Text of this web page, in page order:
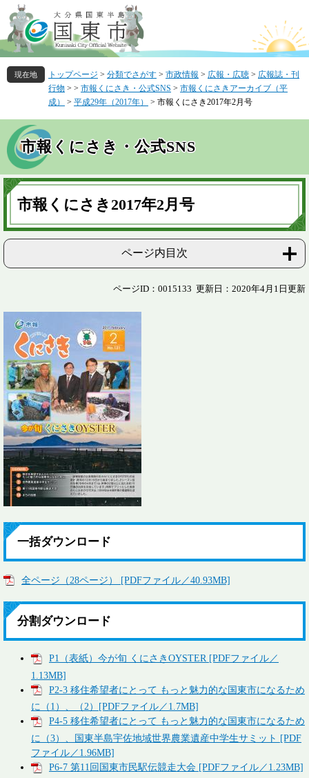
ー
ジ
の
先
頭
ニ
ュ
ー
を
飛
本
文
トップページ > 分類でさがす > 市政情報 > 広報・広聴 > 広報誌・刊
行物 > > 市報くにさき・公式SNS > 市報くにさきアーカイブ（平
成）
> 平成29年（2017年） > 市報くにさき2017年2月号
市報くにさき・公式SNS
本
文
市報くにさき2017年2月号
ページ内目次
ページID：0015133 更新日：2020年4月1日更新
一括ダウンロード
全ページ（28ページ） [PDFファイル／40.93MB]
分割ダウンロード
P1（表紙）今が旬 くにさきOYSTER [PDFファイル／
1.13MB]
P2-3 移住希望者にとって もっと魅力的な国東市になるため
に（1）、（2）[PDFファイル／1.7MB]
P4-5 移住希望者にとって もっと魅力的な国東市になるため
に（3）、国東半島宇佐地域世界農業遺産中学生サミット [PDF
ファイル／1.96MB]
P6-7 第11回国東市民駅伝競走大会 [PDFファイル／1.23MB]